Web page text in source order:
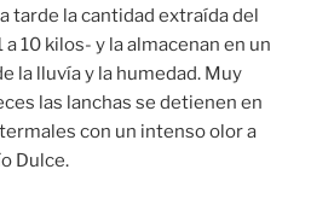
tarde la cantidad extraída del
10 kilos- y la almacenan en un
la lluvía y la humedad. Muy
las lanchas se detienen en
con un intenso olor a
Dulce.